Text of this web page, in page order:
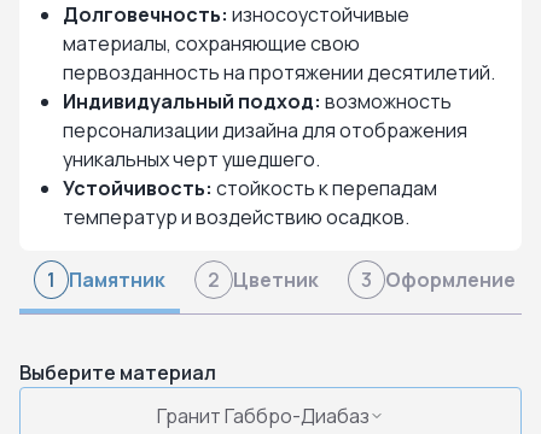
Долговечность: износоустойчивые
материалы, сохраняющие свою
первозданность на протяжении десятилетий.
Индивидуальный подход: возможность
персонализации дизайна для отображения
уникальных черт ушедшего.
Устойчивость: стойкость к перепадам
температур и воздействию осадков.
1 Памятник 2 Цветник 3 Оформление
Выберите материал
Гранит Габбро-Диабаз